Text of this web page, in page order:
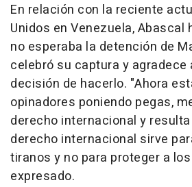
En relación con la reciente
Unidos en Venezuela, Abascal
no esperaba la detención de
celebró su captura y agradece
decisión de hacerlo. "Ahora
opinadores poniendo pegas,
derecho internacional y
derecho internacional sirve
tiranos y no para proteger a
expresado.